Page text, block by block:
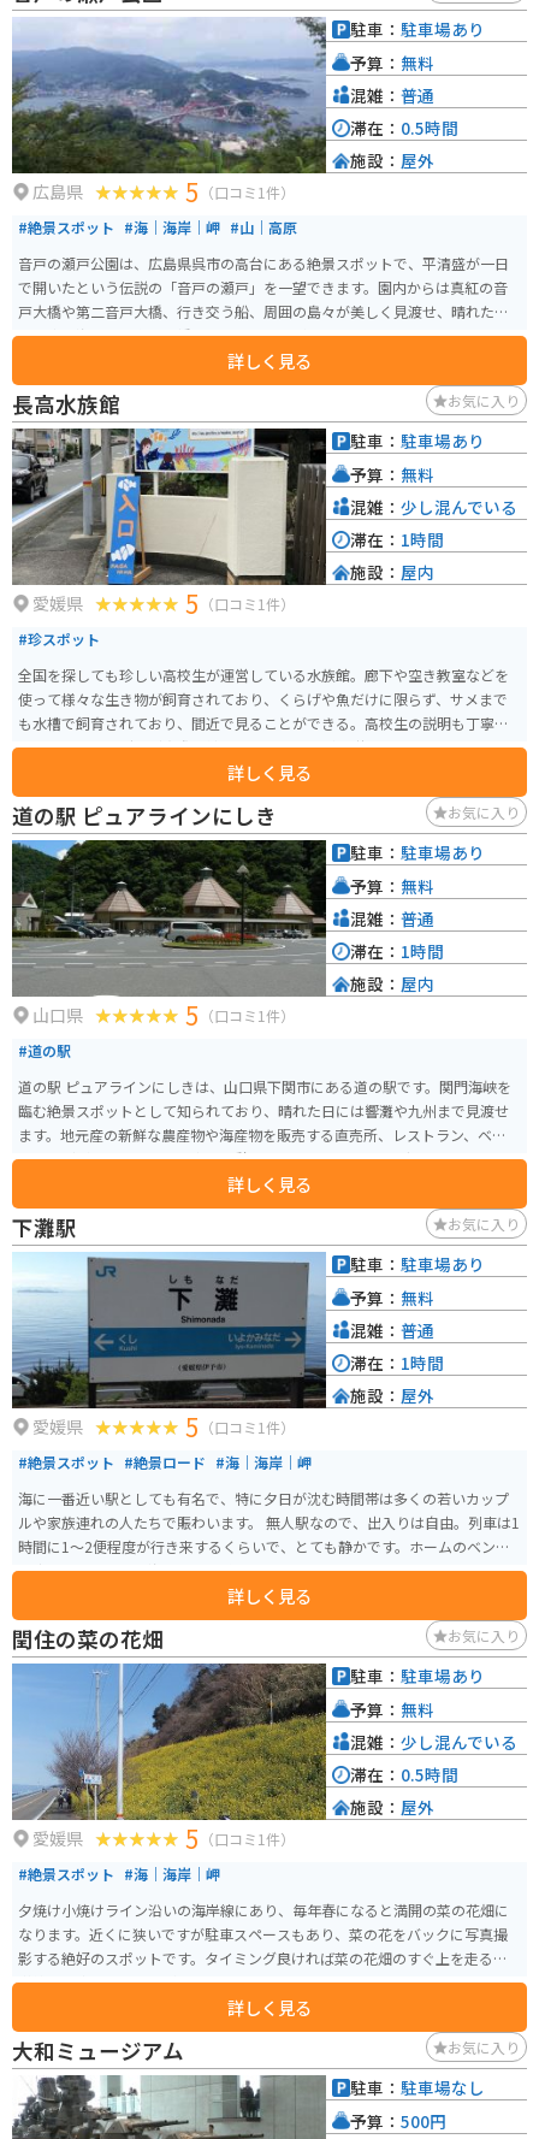
広島県 5 （口コミ1件）
#絶景スポット #海｜海岸｜岬 #山｜高原
音戸の瀬戸公園は、広島県呉市の高台にある絶景スポットで、平清盛が一日
で開いたという伝説の「音戸の瀬戸」を一望できます。園内からは真紅の音
戸大橋や第二音戸大橋、行き交う船、周囲の島々が美しく見渡せ、晴れた日
には青い海と空、朱色の橋のコントラストが映えるフォトスポットとしても
海、橋が織りなす景観は格別です。園内にはトイレや自販機、約190台分の無
料駐車場が整備されており、車やバイクでのアクセスも便利で、ツーリング
途中の立ち寄りにも最適です。夕暮れ時には海峡に沈む夕日が橋と海に映
え、ロマンチックな時間を楽しめます。
詳しく見る
駐車： 駐車場あり
予算： 無料
混雑： 普通
滞在： 0.5時間
施設： 屋外
長高水族館 お気に入り
愛媛県 5 （口コミ1件）
#珍スポット
全国を探しても珍しい高校生が運営している水族館。廊下や空き教室などを
使って様々な生き物が飼育されており、くらげや魚だけに限らず、サメまで
も水槽で飼育されており、間近で見ることができる。高校生の説明も丁寧
で、タコやヒトデなど実際に触らせてもらいながら説明をしてくれます。
詳しく見る
駐車： 駐車場あり
予算： 無料
混雑： 少し混んでいる
滞在： 1時間
施設： 屋内
道の駅 ピュアラインにしき お気に入り
山口県 5 （口コミ1件）
#道の駅
道の駅 ピュアラインにしきは、山口県下関市にある道の駅です。関門海峡を
臨む絶景スポットとして知られており、晴れた日には響灘や九州まで見渡せ
ます。地元産の新鮮な農産物や海産物を販売する直売所、レストラン、ベーカ
リーなどがあり、ドライブ中の休憩に最適です。 ツーリングで訪れる場合、
道の駅には広々とした駐車場が完備されているので安心です。関門海峡を眺
めながら、地元グルメを堪能したり、お土産探しを楽しんでみてはいかがで
しょうか。周辺には、壇ノ浦や火の山公園など、歴史と自然を感じられる観
光スポットも点在しているので、バイクで巡るのもおすすめです。 道の駅で
購入できる名産品としては、地元で獲れた新鮮な魚介類や、下関名物のふぐ
を使った加工品などが人気です。また、地元産の野菜や果物を使ったジャム
やジュースなども販売されています。
詳しく見る
駐車： 駐車場あり
予算： 無料
混雑： 普通
滞在： 1時間
施設： 屋内
下灘駅 お気に入り
愛媛県 5 （口コミ1件）
#絶景スポット #絶景ロード #海｜海岸｜岬
海に一番近い駅としても有名で、特に夕日が沈む時間帯は多くの若いカップ
ルや家族連れの人たちで賑わいます。 無人駅なので、出入りは自由。列車は1
時間に1〜2便程度が行き来するくらいで、とても静かです。ホームのベンチ
に座ってのんびりと海や夕日を眺めるのはとてもロマンチックです。
詳しく見る
駐車： 駐車場あり
予算： 無料
混雑： 普通
滞在： 1時間
施設： 屋外
閏住の菜の花畑 お気に入り
愛媛県 5 （口コミ1件）
#絶景スポット #海｜海岸｜岬
夕焼け小焼けライン沿いの海岸線にあり、毎年春になると満開の菜の花畑に
なります。近くに狭いですが駐車スペースもあり、菜の花をバックに写真撮
影する絶好のスポットです。タイミング良ければ菜の花畑のすぐ上を走る予
讃線の列車も見ることができます。
詳しく見る
駐車： 駐車場あり
予算： 無料
混雑： 少し混んでいる
滞在： 0.5時間
施設： 屋外
大和ミュージアム お気に入り
駐車： 駐車場なし
予算： 500円